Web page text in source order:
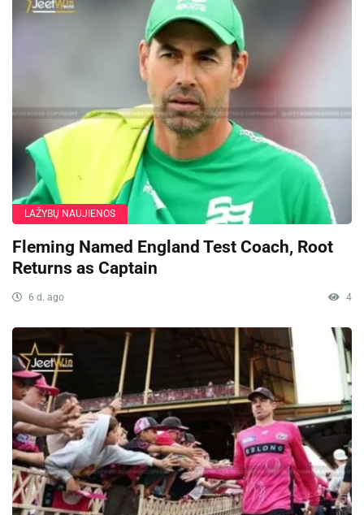
LAŽYBŲ NAUJIENOS
Fleming Named England Test Coach, Root
Returns as Captain
6 d. ago 4